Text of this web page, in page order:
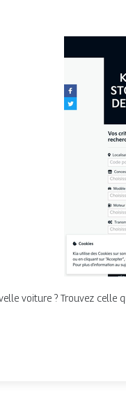
voiture ? Trouvez celle